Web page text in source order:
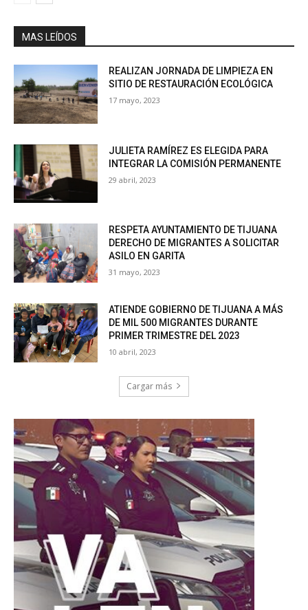
MAS LEÍDOS
REALIZAN JORNADA DE LIMPIEZA EN
SITIO DE RESTAURACIÓN ECOLÓGICA
17 mayo, 2023
JULIETA RAMÍREZ ES ELEGIDA PARA
INTEGRAR LA COMISIÓN PERMANENTE
29 abril, 2023
RESPETA AYUNTAMIENTO DE TIJUANA
DERECHO DE MIGRANTES A SOLICITAR
ASILO EN GARITA
31 mayo, 2023
ATIENDE GOBIERNO DE TIJUANA A MÁS
DE MIL 500 MIGRANTES DURANTE
PRIMER TRIMESTRE DEL 2023
10 abril, 2023
Cargar más